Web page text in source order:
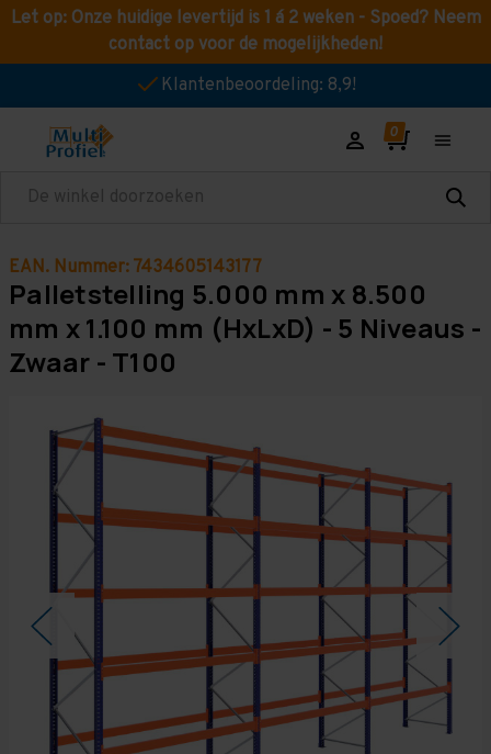
Let op: Onze huidige levertijd is 1 á 2 weken - Spoed? Neem
contact op voor de mogelijkheden!
Klantenbeoordeling: 8,9!
Zoeken
EAN. Nummer: 7434605143177
Palletstelling 5.000 mm x 8.500
mm x 1.100 mm (HxLxD) - 5 Niveaus -
Zwaar - T100